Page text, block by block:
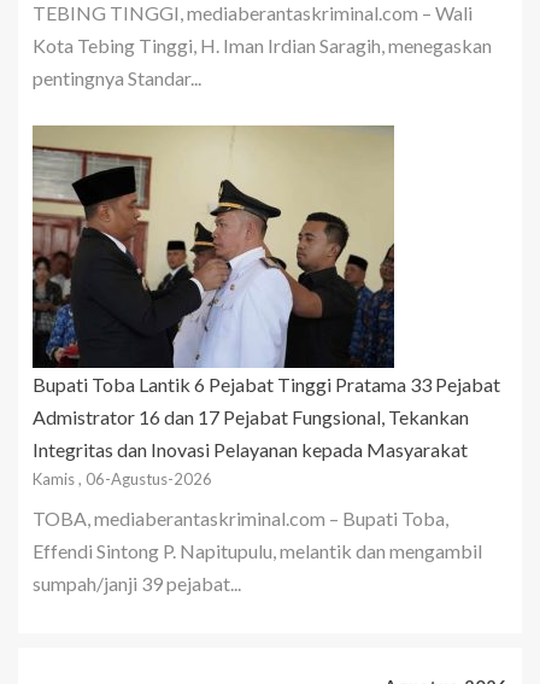
TEBING TINGGI, mediaberantaskriminal.com – Wali
Kota Tebing Tinggi, H. Iman Irdian Saragih, menegaskan
pentingnya Standar...
Bupati Toba Lantik 6 Pejabat Tinggi Pratama 33 Pejabat
Admistrator 16 dan 17 Pejabat Fungsional, Tekankan
Integritas dan Inovasi Pelayanan kepada Masyarakat
Kamis , 06-Agustus-2026
TOBA, mediaberantaskriminal.com – Bupati Toba,
Effendi Sintong P. Napitupulu, melantik dan mengambil
sumpah/janji 39 pejabat...